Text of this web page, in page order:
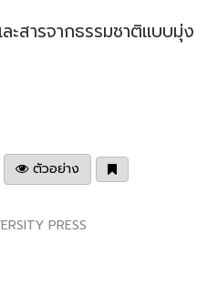
ะสารจากธรรมชาติแบบมุ่ง
ตัวอย่าง
PRESS